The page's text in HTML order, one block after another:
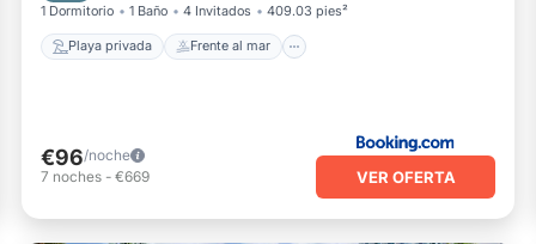
1 Dormitorio 1 Baño 4 Invitados 409.03 pies²
Playa privada Frente al mar
€96/noche
7 noches - €669 VER OFERTA